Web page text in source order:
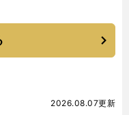
2026.08.07更新